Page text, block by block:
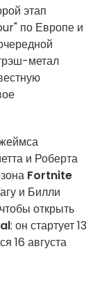
этап
по Европе и
метал
и Роберта
Fortnite
и Билли
открыть
: он стартует 13
16 августа